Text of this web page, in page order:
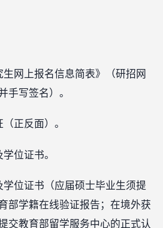
生网上报名信息简表》（研招网
手写签名）。
正反面）。
位证书。
学位证书（应届硕士毕业生须提
部学籍在线验证报告；在境外获
交教育部留学服务中心的正式认